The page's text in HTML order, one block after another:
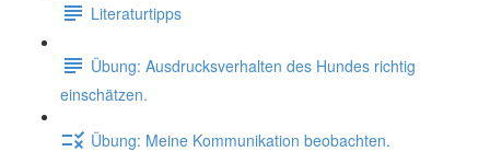
Literaturtipps
Übung: Ausdrucksverhalten des Hundes richtig
einschätzen.
Übung: Meine Kommunikation beobachten.